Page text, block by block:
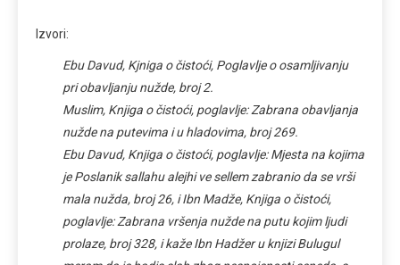
Izvori:
Ebu Davud, Kjniga o čistoći, Poglavlje o osamljivanju
pri obavljanju nužde, broj 2.
Muslim, Knjiga o čistoći, poglavlje: Zabrana obavljanja
nužde na putevima i u hladovima, broj 269.
Ebu Davud, Knjiga o čistoći, poglavlje: Mjesta na kojima
je Poslanik sallahu alejhi ve sellem zabranio da se vrši
mala nužda, broj 26, i Ibn Madže, Knjiga o čistoći,
poglavlje: Zabrana vršenja nužde na putu kojim ljudi
prolaze, broj 328, i kaže Ibn Hadžer u knjizi Bulugul